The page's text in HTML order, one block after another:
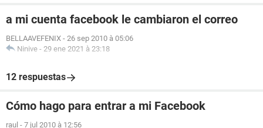
a mi cuenta facebook le cambiaron el correo
BELLAAVEFENIX - 26 sep 2010 à 05:06
Ninive - 29 ene 2021 à 23:18
12 respuestas
Cómo hago para entrar a mi Facebook
raul - 7 jul 2010 à 12:56